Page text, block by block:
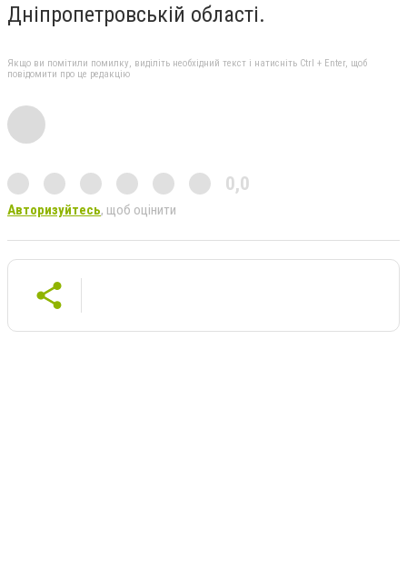
Дніпропетровській області.
Якщо ви помітили помилку, виділіть необхідний текст і натисніть Ctrl + Enter, щоб
повідомити про це редакцію
0,0
Авторизуйтесь, щоб оцінити